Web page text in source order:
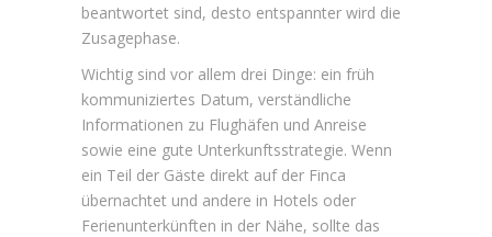
beantwortet sind, desto entspannter wird die
Zusagephase.
Wichtig sind vor allem drei Dinge: ein früh
kommuniziertes Datum, verständliche
Informationen zu Flughäfen und Anreise
sowie eine gute Unterkunftsstrategie. Wenn
ein Teil der Gäste direkt auf der Finca
übernachtet und andere in Hotels oder
Ferienunterkünften in der Nähe, sollte das